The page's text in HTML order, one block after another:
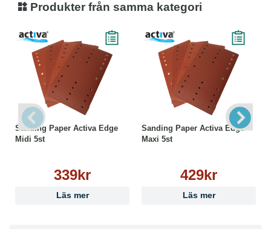
Produkter från samma kategori
Sanding Paper Activa Edge
Midi 5st
339kr
Läs mer
Sanding Paper Activa Edge
Maxi 5st
429kr
Läs mer